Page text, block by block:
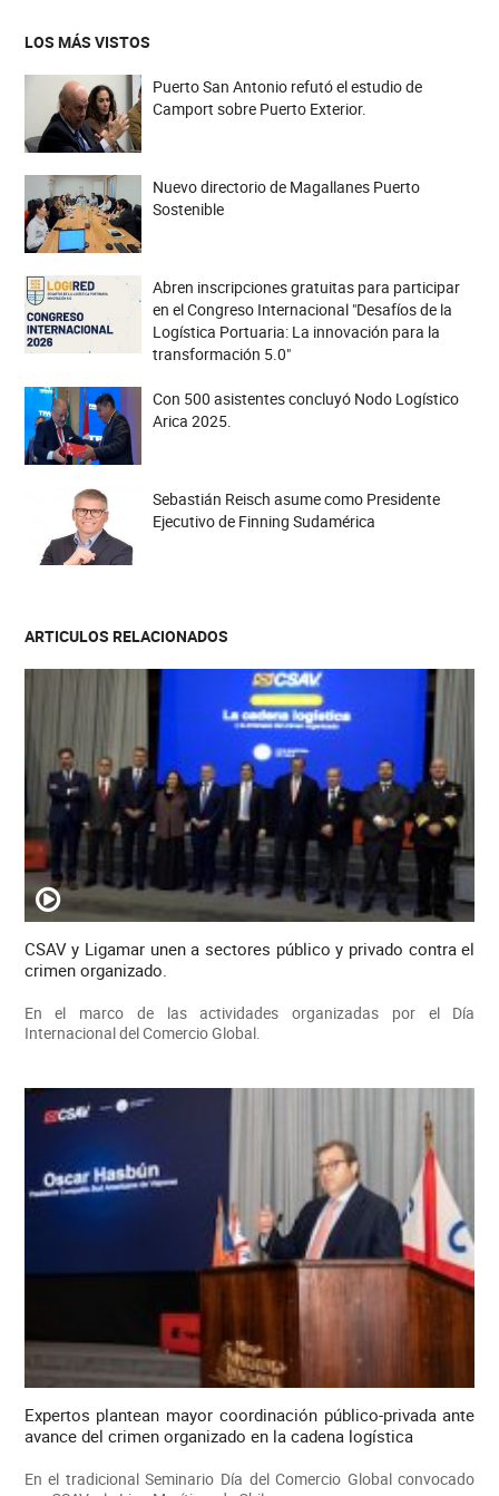
LOS MÁS VISTOS
Puerto San Antonio refutó el estudio de
Camport sobre Puerto Exterior.
Nuevo directorio de Magallanes Puerto
Sostenible
Abren inscripciones gratuitas para participar
en el Congreso Internacional "Desafíos de la
Logística Portuaria: La innovación para la
transformación 5.0"
Con 500 asistentes concluyó Nodo Logístico
Arica 2025.
Sebastián Reisch asume como Presidente
Ejecutivo de Finning Sudamérica
ARTICULOS RELACIONADOS
CSAV y Ligamar unen a sectores público y privado contra el
crimen organizado.
En el marco de las actividades organizadas por el Día
Internacional del Comercio Global.
Expertos plantean mayor coordinación público-privada ante
avance del crimen organizado en la cadena logística
En el tradicional Seminario Día del Comercio Global convocado